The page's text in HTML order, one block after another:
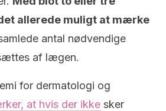
allerede muligt at mærke
antal nødvendige
af lægen.
for dermatologi og
at hvis der ikke sker